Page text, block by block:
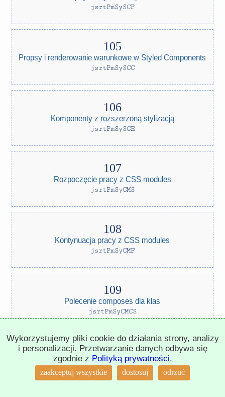
jsrtPmSySCP
Propsy i renderowanie warunkowe w Styled Components
jsrtPmSySCC
Komponenty z rozszerzoną stylizacją
jsrtPmSySCE
Rozpoczęcie pracy z CSS modules
jsrtPmSyCMS
Kontynuacja pracy z CSS modules
jsrtPmSyCMF
Polecenie composes dla klas
jsrtPmSyCMCS
Polecenie composes dla plików
jsrtPmSyCMCF
Wykorzystujemy pliki cookie do działania strony, analizy
i personalizacji. Przetwarzanie danych odbywa się
zgodnie z Polityką prywatności.
zaakceptuj wszystkie dostosuj odrzuć